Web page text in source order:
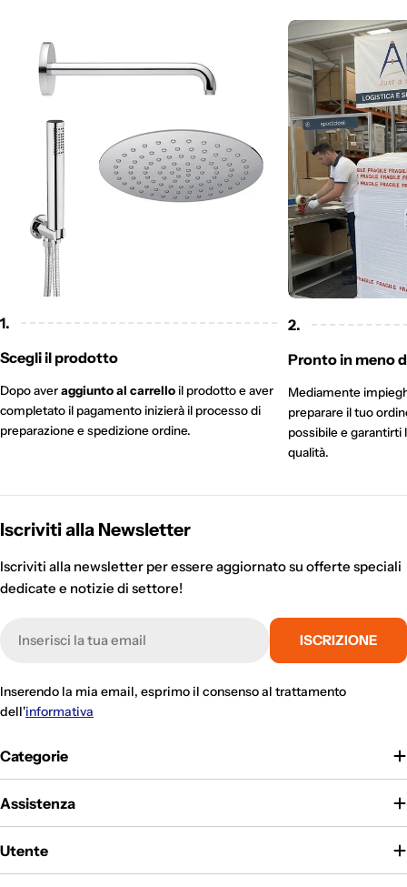
1.
Scegli il prodotto
Dopo averaggiunto al carrello il prodotto e aver
completato il pagamento inizierà il processo di
preparazione e spedizione ordine.
2.
Pronto in meno
Mediamente
preparare il tuo
possibile e garantirti
qualità.
Categorie
Assistenza
Utente
Iscriviti alla Newsletter
Iscriviti alla newsletter per essere aggiornato su offerte speciali
dedicate e notizie di settore!
mail
ISCRIZIONE
Inserendo la mia email, esprimo il consenso al trattamento
dell'informativa